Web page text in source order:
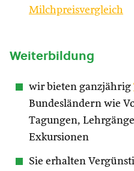
Milchpreisvergleich
Weiterbildung
wir bieten ganzjährig
Bundesländern wie
Tagungen,
Exkursionen
Sie erhalten